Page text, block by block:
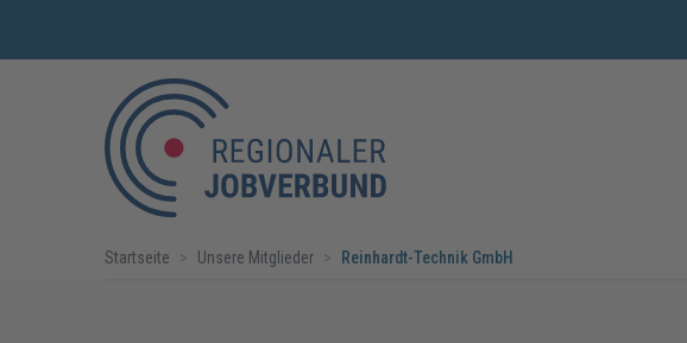
Startseite > Unsere Mitglieder > Reinhardt-Technik GmbH